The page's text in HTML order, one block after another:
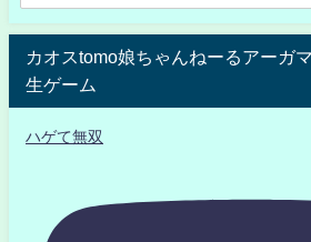
カオスtomo娘ちゃんねーるアーガ
生ゲーム
ハゲて無双